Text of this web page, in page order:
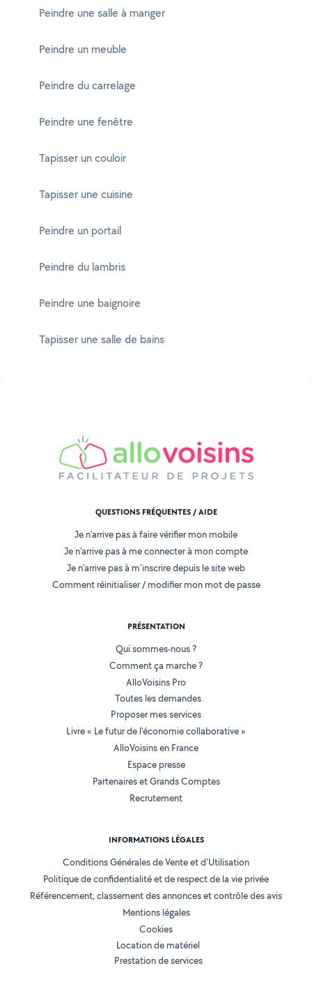
Peindre une salle à manger
Peindre un meuble
Peindre du carrelage
Peindre une fenêtre
Tapisser un couloir
Tapisser une cuisine
Peindre un portail
Peindre du lambris
Peindre une baignoire
Tapisser une salle de bains
QUESTIONS FRÉQUENTES / AIDE
Je n'arrive pas à faire vérifier mon mobile
Je n'arrive pas à me connecter à mon compte
Je n'arrive pas à m'inscrire depuis le site web
Comment réinitialiser / modifier mon mot de passe
PRÉSENTATION
Qui sommes-nous ?
Comment ça marche ?
AlloVoisins Pro
Toutes les demandes
Proposer mes services
Livre « Le futur de l'économie collaborative »
AlloVoisins en France
Espace presse
Partenaires et Grands Comptes
Recrutement
INFORMATIONS LÉGALES
Conditions Générales de Vente et d'Utilisation
Politique de confidentialité et de respect de la vie privée
Référencement, classement des annonces et contrôle des avis
Mentions légales
Cookies
Location de matériel
Prestation de services